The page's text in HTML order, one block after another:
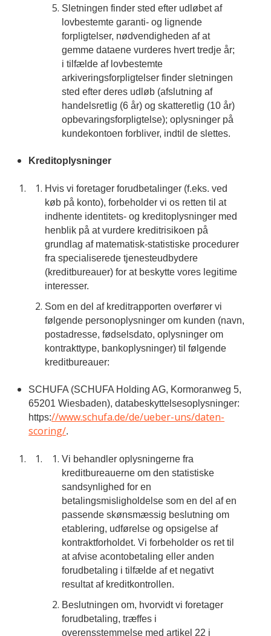
Sletningen finder sted efter udløbet af
lovbestemte garanti- og lignende
forpligtelser, nødvendigheden af at
gemme dataene vurderes hvert tredje år;
i tilfælde af lovbestemte
arkiveringsforpligtelser finder sletningen
sted efter deres udløb (afslutning af
handelsretlig (6 år) og skatteretlig (10 år)
opbevaringsforpligtelse); oplysninger på
kundekontoen forbliver, indtil de slettes.
Kreditoplysninger
Hvis vi foretager forudbetalinger (f.eks. ved
køb på konto), forbeholder vi os retten til at
indhente identitets- og kreditoplysninger med
henblik på at vurdere kreditrisikoen på
grundlag af matematisk-statistiske procedurer
fra specialiserede tjenesteudbydere
(kreditbureauer) for at beskytte vores legitime
interesser.
Som en del af kreditrapporten overfører vi
følgende personoplysninger om kunden (navn,
postadresse, fødselsdato, oplysninger om
kontrakttype, bankoplysninger) til følgende
kreditbureauer:
SCHUFA (SCHUFA Holding AG, Kormoranweg 5,
65201 Wiesbaden), databeskyttelsesoplysninger:
https://www.schufa.de/de/ueber-uns/daten-
scoring/.
Vi behandler oplysningerne fra
kreditbureauerne om den statistiske
sandsynlighed for en
betalingsmisligholdelse som en del af en
passende skønsmæssig beslutning om
etablering, udførelse og opsigelse af
kontraktforholdet. Vi forbeholder os ret til
at afvise acontobetaling eller anden
forudbetaling i tilfælde af et negativt
resultat af kreditkontrollen.
Beslutningen om, hvorvidt vi foretager
forudbetaling, træffes i
overensstemmelse med artikel 22 i